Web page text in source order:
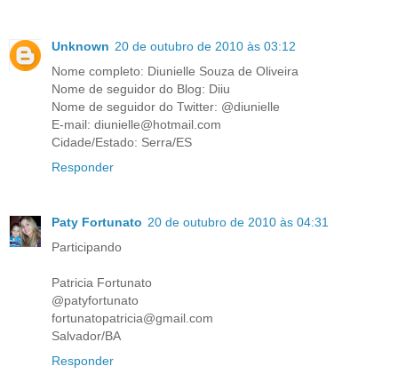
Unknown 20 de outubro de 2010 às 03:12
Nome completo: Diunielle Souza de Oliveira
Nome de seguidor do Blog: Diiu
Nome de seguidor do Twitter: @diunielle
E-mail: diunielle@hotmail.com
Cidade/Estado: Serra/ES
Responder
Paty Fortunato 20 de outubro de 2010 às 04:31
Participando
Patricia Fortunato
@patyfortunato
fortunatopatricia@gmail.com
Salvador/BA
Responder